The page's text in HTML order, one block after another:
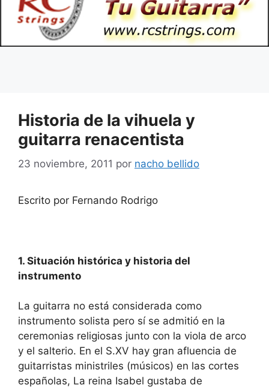
Historia de la vihuela y
guitarra renacentista
23 noviembre, 2011 por nacho bellido
Escrito por Fernando Rodrigo
1. Situación histórica y historia del
instrumento
La guitarra no está considerada como
instrumento solista pero sí se admitió en la
ceremonias religiosas junto con la viola de arco
y el salterio. En el S.XV hay gran afluencia de
guitarristas ministriles (músicos) en las cortes
españolas, La reina Isabel gustaba de